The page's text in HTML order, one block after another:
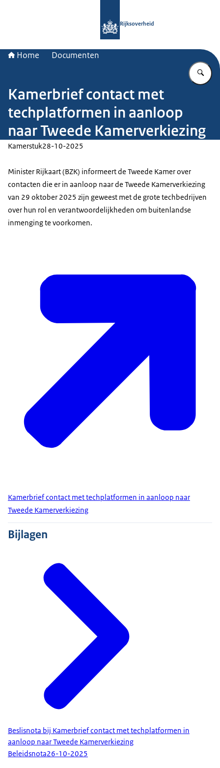
Rijksoverheid
Home Documenten
Kamerbrief contact met
techplatformen in aanloop
naar Tweede Kamerverkiezing
Kamerstuk28-10-2025
Minister Rijkaart (BZK) informeert de Tweede Kamer over
contacten die er in aanloop naar de Tweede Kamerverkiezing
van 29 oktober 2025 zijn geweest met de grote techbedrijven
over hun rol en verantwoordelijkheden om buitenlandse
inmenging te voorkomen.
Kamerbrief contact met techplatformen in aanloop naar
Tweede Kamerverkiezing
Bijlagen
Beslisnota bij Kamerbrief contact met techplatformen in
aanloop naar Tweede Kamerverkiezing
Beleidsnota26-10-2025